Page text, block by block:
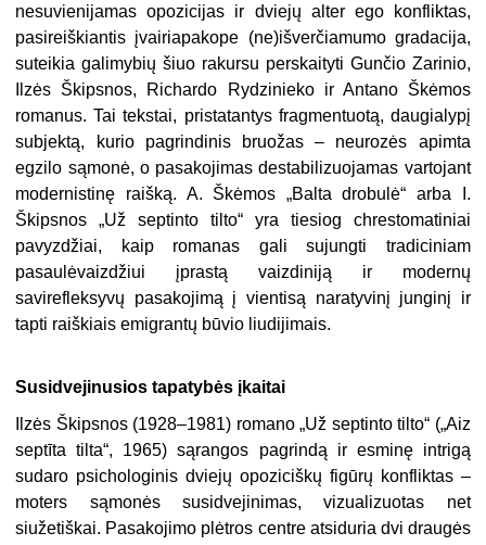
nesuvienijamas opozicijas ir dviejų alter ego konfliktas,
pasireiškiantis įvairiapakope (ne)išverčiamumo gradacija,
suteikia galimybių šiuo rakursu perskaityti Gunčio Zarinio,
Ilzės Škipsnos, Richardo Rydzinieko ir Antano Škėmos
romanus. Tai tekstai, pristatantys fragmentuotą, daugialypį
subjektą, kurio pagrindinis bruožas – neurozės apimta
egzilo sąmonė, o pasakojimas destabilizuojamas vartojant
modernistinę raišką. A. Škėmos „Balta drobulė“ arba I.
Škipsnos „Už septinto tilto“ yra tiesiog chrestomatiniai
pavyzdžiai, kaip romanas gali sujungti tradiciniam
pasaulėvaizdžiui įprastą vaizdiniją ir modernų
savirefleksyvų pasakojimą į vientisą naratyvinį junginį ir
tapti raiškiais emigrantų būvio liudijimais.
Susidvejinusios tapatybės įkaitai
Ilzės Škipsnos (1928–1981) romano „Už septinto tilto“ („Aiz
septīta tilta“, 1965) sąrangos pagrindą ir esminę intrigą
sudaro psichologinis dviejų opoziciškų figūrų konfliktas –
moters sąmonės susidvejinimas, vizualizuotas net
siužetiškai. Pasakojimo plėtros centre atsiduria dvi draugės